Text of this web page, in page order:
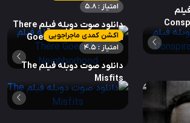
امتیاز : 5.8
دانلود صوت دوبله فیلم There
Goes the Neighborhood
اکشن کمدی ماجراجویی
امتیاز : 4.5
دانلود صوت دوبله فیلم The
Misfits